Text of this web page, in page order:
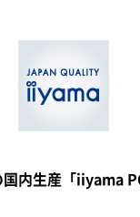
内生産「iiyama